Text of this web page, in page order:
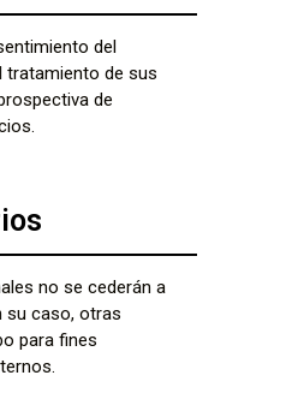
del
tratamiento de sus
de
no se cederán a
su caso, otras
para fines